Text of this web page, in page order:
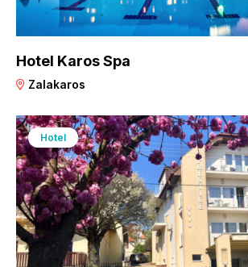
Hotel Karos Spa
Zalakaros
Hotel